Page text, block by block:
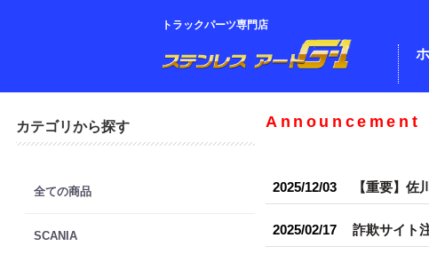
トラックパーツ専門店
カテゴリから探す
全ての商品
SCANIA
Announcement
2025/12/03 【重要】佐
2025/02/17 詐欺サイト